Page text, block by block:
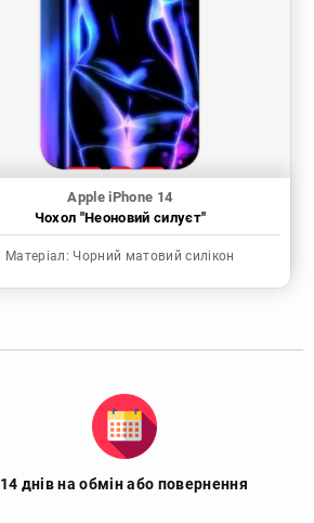
Apple iPhone 14
Чохол "Неоновий силуєт"
Матеріал: Чорний матовий силікон
14 днів на обмін або повернення